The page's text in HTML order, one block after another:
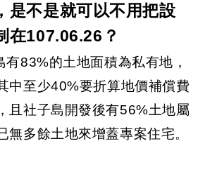
是不是就可以不用把設
在107.06.26？
有83%的土地面積為私有地，
中至少40%要折算地價補償費
且社子島開發後有56%土地屬
無多餘土地來增蓋專案住宅。